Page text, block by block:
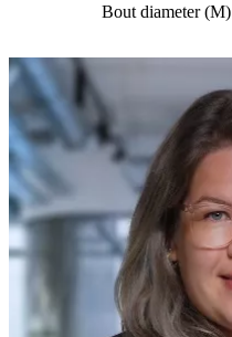
Bout diameter (M)